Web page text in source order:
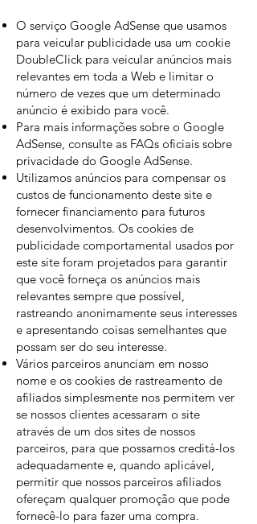
O serviço Google AdSense que usamos
para veicular publicidade usa um cookie
DoubleClick para veicular anúncios mais
relevantes em toda a Web e limitar o
número de vezes que um determinado
anúncio é exibido para você.
Para mais informações sobre o Google
AdSense, consulte as FAQs oficiais sobre
privacidade do Google AdSense.
Utilizamos anúncios para compensar os
custos de funcionamento deste site e
fornecer financiamento para futuros
desenvolvimentos. Os cookies de
publicidade comportamental usados ​​por
este site foram projetados para garantir
que você forneça os anúncios mais
relevantes sempre que possível,
rastreando anonimamente seus interesses
e apresentando coisas semelhantes que
possam ser do seu interesse.
Vários parceiros anunciam em nosso
nome e os cookies de rastreamento de
afiliados simplesmente nos permitem ver
se nossos clientes acessaram o site
através de um dos sites de nossos
parceiros, para que possamos creditá-los
adequadamente e, quando aplicável,
permitir que nossos parceiros afiliados
ofereçam qualquer promoção que pode
fornecê-lo para fazer uma compra.